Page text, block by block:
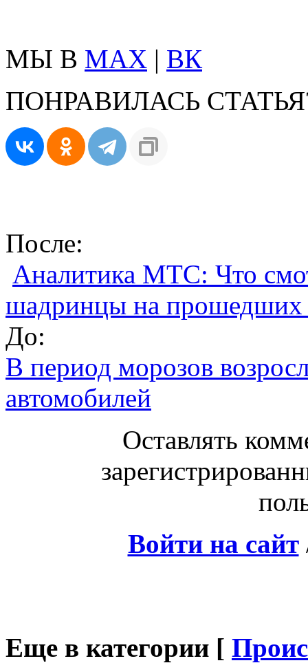
МЫ В MAX | ВК
ПОНРАВИЛАСЬ
После:
Аналитика МТС: Что
шадринцы на прошедших
До:
В период морозов
автомобилей
Оставлять
Войти на сайт
Еще в категории [